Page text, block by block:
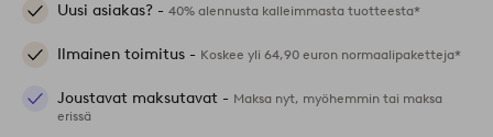
Uusi asiakas? - 40% alennusta kalleimmasta tuotteesta*
Ilmainen toimitus - Koskee yli 64,90 euron normaalipaketteja*
Joustavat maksutavat - Maksa nyt, myöhemmin tai maksa
erissä